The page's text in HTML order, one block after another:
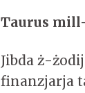
Taurus
Jibda ż-
finanzjarja